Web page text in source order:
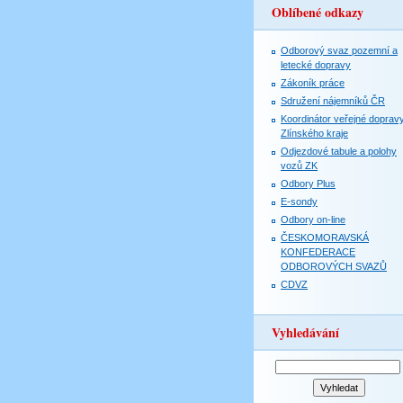
Oblíbené odkazy
Odborový svaz pozemní a
letecké dopravy
Zákoník práce
Sdružení nájemníků ČR
Koordinátor veřejné
Zlínského kraje
Odjezdové tabule a polohy
vozů ZK
Odbory Plus
E-sondy
Odbory on-line
ČESKOMORAVSKÁ
KONFEDERACE
ODBOROVÝCH SVAZŮ
CDVZ
Vyhledávání